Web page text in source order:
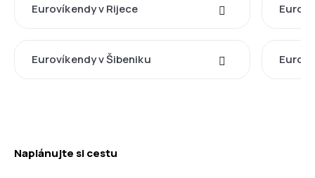
Eurovíkendy v Rijece
Eurovíkendy v Šibeniku
Naplánujte si cestu